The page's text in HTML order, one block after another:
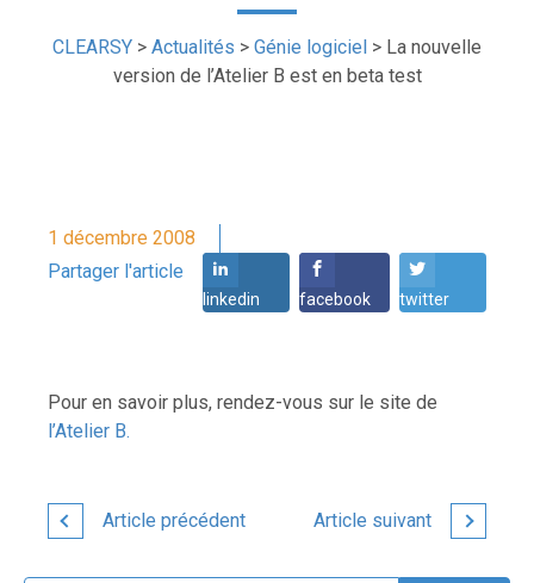
CLEARSY > Actualités > Génie logiciel > La nouvelle
version de l’Atelier B est en beta test
1 décembre 2008
Partager l'article
linkedin facebook twitter
Pour en savoir plus, rendez-vous sur le site de
l’Atelier B.
Article précédent Article suivant